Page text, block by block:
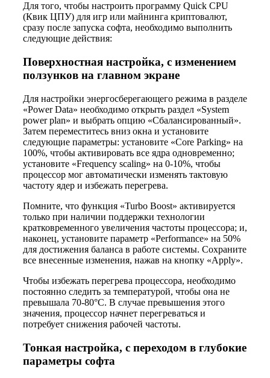
Для того, чтобы настроить программу Quick CPU
(Квик ЦПУ) для игр или майнинга криптовалют,
сразу после запуска софта, необходимо выполнить
следующие действия:
Поверхностная настройка, с изменением
ползунков на главном экране
Для настройки энергосберегающего режима в разделе
«Power Data» необходимо открыть раздел «System
power plan» и выбрать опцию «Сбалансированный».
Затем переместитесь вниз окна и установите
следующие параметры: установите «Core Parking» на
100%, чтобы активировать все ядра одновременно;
установите «Frequency scaling» на 0-10%, чтобы
процессор мог автоматически изменять тактовую
частоту ядер и избежать перегрева.
Помните, что функция «Turbo Boost» активируется
только при наличии поддержки технологии
кратковременного увеличения частоты процессора; и,
наконец, установите параметр «Performance» на 50%
для достижения баланса в работе системы. Сохраните
все внесенные изменения, нажав на кнопку «Apply».
Чтобы избежать перегрева процессора, необходимо
постоянно следить за температурой, чтобы она не
превышала 70-80°C. В случае превышения этого
значения, процессор начнет перегреваться и
потребует снижения рабочей частоты.
Тонкая настройка, с переходом в глубокие
параметры софта